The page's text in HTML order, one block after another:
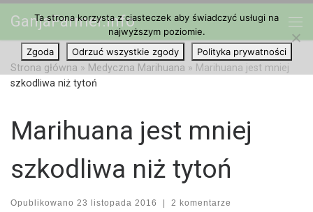
Przejdź do treści
GanjaFarmer.info
Strona główna » Medyczna Marihuana » Marihuana jest mniej
szkodliwa niż tytoń
Marihuana jest mniej
szkodliwa niż tytoń
Opublikowano 23 listopada 2016 | 2 komentarze
Ta strona korzysta z ciasteczek aby świadczyć usługi na
najwyższym poziomie.
Zgoda
Odrzuć wszystkie zgody Polityka prywatności